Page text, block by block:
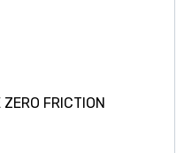
FRICTION